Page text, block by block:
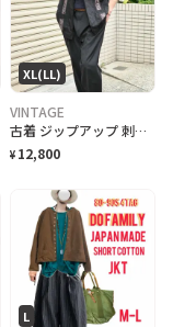
XL(LL)
VINTAGE
古着 ジップアップ 刺繍 キューバシャツ デザインシャツ 半袖シャツ
¥ 12,800
L